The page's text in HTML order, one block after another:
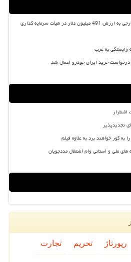
وابستگی به غرب
خرید ایران خودرو اعمال شد
اضطرار
تجدیدپذیر
گور خواهند برد به علاوه فیلم
ملی و استانی وام اشتغال مددجویان
رپورتاژ تحریم تجارت